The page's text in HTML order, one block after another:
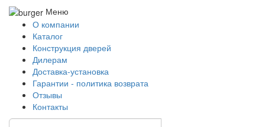
Меню
О компании
Каталог
Конструкция дверей
Дилерам
Доставка-установка
Гарантии - политика возврата
Отзывы
Контакты